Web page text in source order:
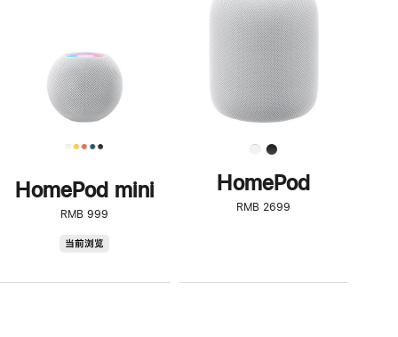
HomePod mini
RMB 999
当前浏览
了
解
HomePod<
HomePod
RMB 2699